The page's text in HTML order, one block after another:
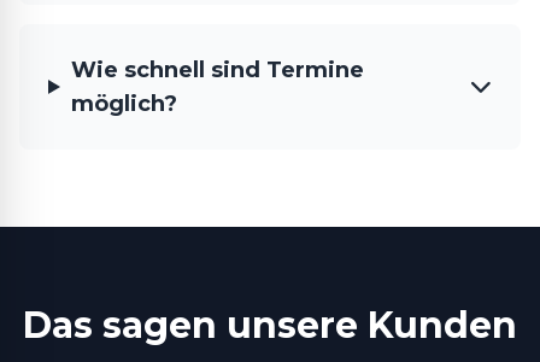
Wie schnell sind Termine
möglich?
Das sagen unsere Kunden